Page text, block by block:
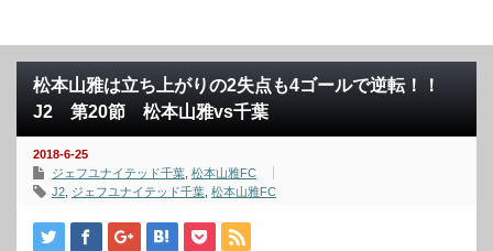
松本山雅は立ち上がりの2失点も4ゴールで逆転！！
J2 第20節 松本山雅vs千葉
2018-6-25
ジェフユナイテッド千葉 松本山雅FC
J2 ジェフユナイテッド千葉 松本山雅FC